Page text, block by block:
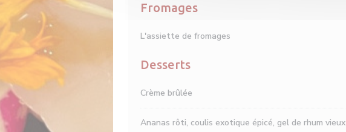
Fromages
L'assiette de fromages
Desserts
Crème brûlée
Ananas rôti, coulis exotique épicé, gel de rhum vieux